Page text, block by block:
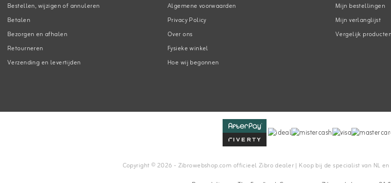
Bestellen, wijzigen of annuleren
Betalen
Bezorgen en afhalen
Retourneren
Verzending en levertijden
Algemene voorwaarden
Privacy Policy
Over ons
Fysieke winkel
Hoe wij begonnen
Mijn bestellingen
Mijn verlanglijst
Vergelijk
Copyright © 2026 - Zibrowebshop.com officieel Zibro dealer | Koop bij de specialist van NL